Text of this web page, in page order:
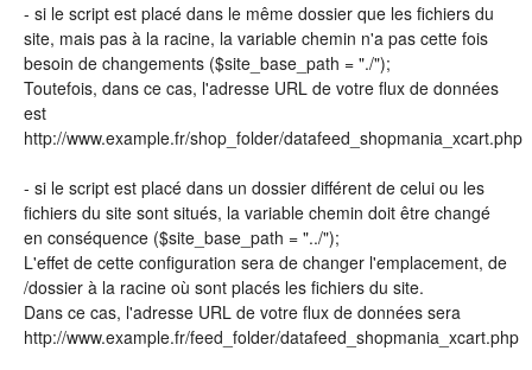
- si le script est placé dans le même dossier que les fichiers du
site, mais pas à la racine, la variable chemin n'a pas cette fois
besoin de changements ($site_base_path = "./");
Toutefois, dans ce cas, l'adresse URL de votre flux de données
est
http://www.example.fr/shop_folder/datafeed_shopmania_xcart.php
- si le script est placé dans un dossier différent de celui ou les
fichiers du site sont situés, la variable chemin doit être changé
en conséquence ($site_base_path = "../");
L'effet de cette configuration sera de changer l'emplacement, de
/dossier à la racine où sont placés les fichiers du site.
Dans ce cas, l'adresse URL de votre flux de données sera
http://www.example.fr/feed_folder/datafeed_shopmania_xcart.php